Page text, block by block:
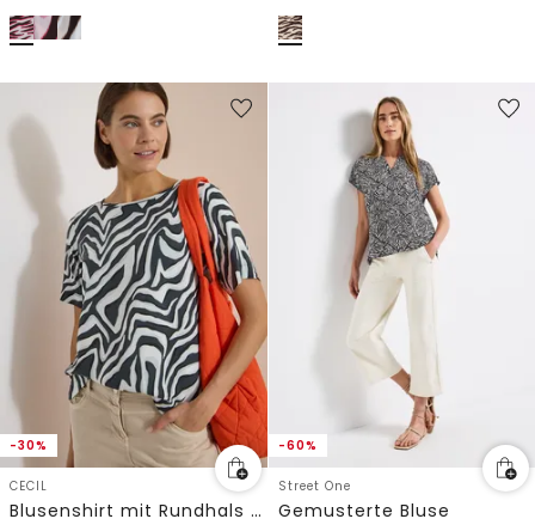
-30%
CECIL
Blusenshirt mit Rundhals und Print
-60%
Street One
Gemusterte Bluse